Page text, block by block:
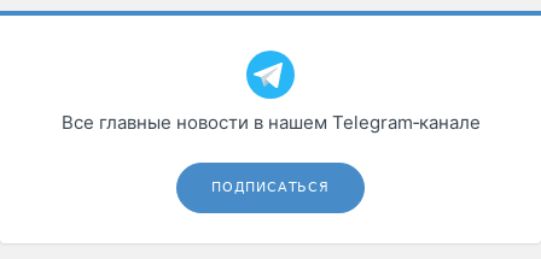
Все главные новости в нашем Telegram‑канале
ПОДПИСАТЬСЯ